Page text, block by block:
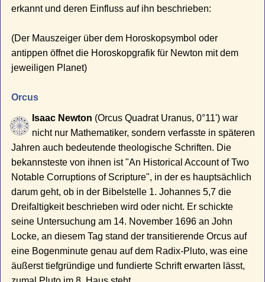
erkannt und deren Einfluss auf ihn beschrieben:
(Der Mauszeiger über dem Horoskopsymbol oder
antippen öffnet die Horoskopgrafik für Newton mit dem
jeweiligen Planet)
Orcus
Isaac Newton (Orcus Quadrat Uranus, 0°11') war
nicht nur Mathematiker, sondern verfasste in späteren
Jahren auch bedeutende theologische Schriften. Die
bekannsteste von ihnen ist "An Historical Account of Two
Notable Corruptions of Scripture", in der es hauptsächlich
darum geht, ob in der Bibelstelle 1. Johannes 5,7 die
Dreifaltigkeit beschrieben wird oder nicht. Er schickte
seine Untersuchung am 14. November 1696 an John
Locke, an diesem Tag stand der transitierende Orcus auf
eine Bogenminute genau auf dem Radix-Pluto, was eine
äußerst tiefgründige und fundierte Schrift erwarten lässt,